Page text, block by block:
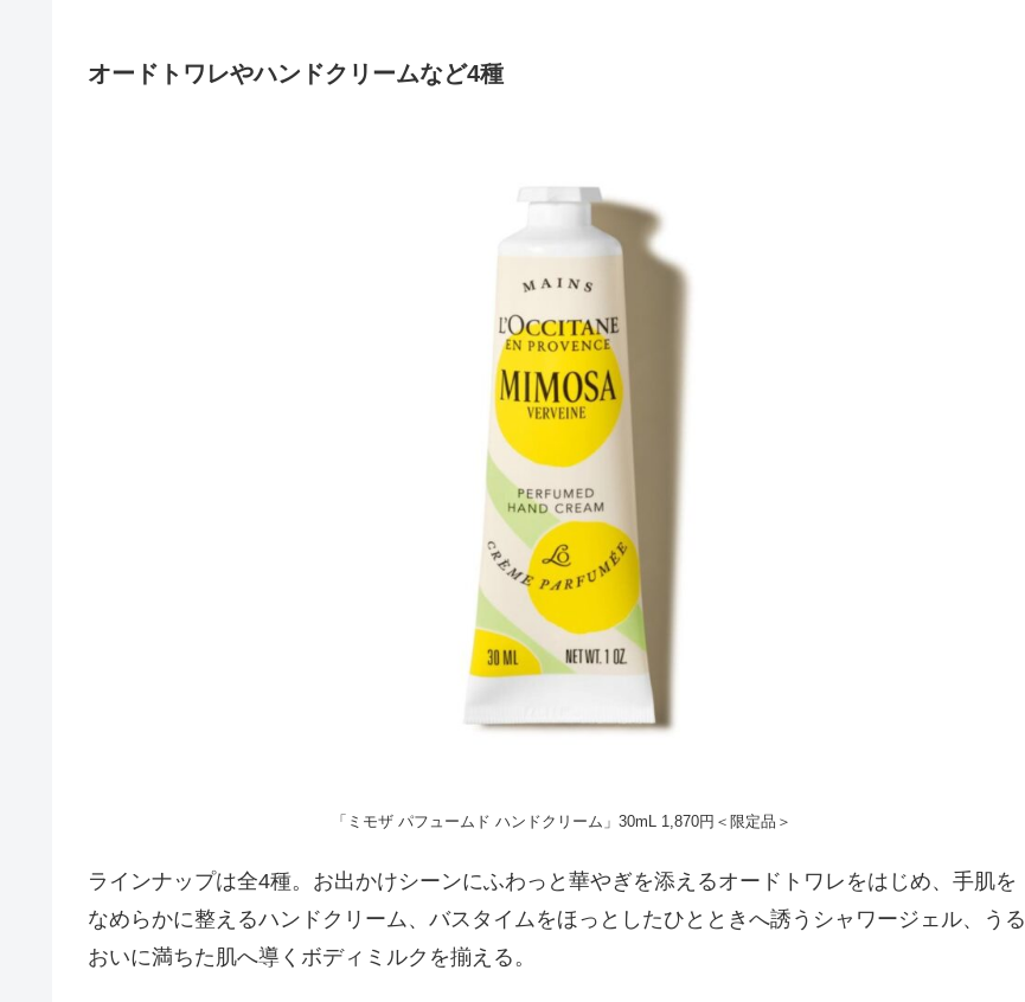
オードトワレやハンドクリームなど4種
「ミモザ パフュームド ハンドクリーム」30mL 1,870円＜限定品＞
ラインナップは全4種。お出かけシーンにふわっと華やぎを添えるオードトワレをはじめ、手肌を
なめらかに整えるハンドクリーム、バスタイムをほっとしたひとときへ誘うシャワージェル、うる
おいに満ちた肌へ導くボディミルクを揃える。